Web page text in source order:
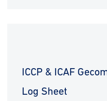
ICCP & ICAF
Log Sheet